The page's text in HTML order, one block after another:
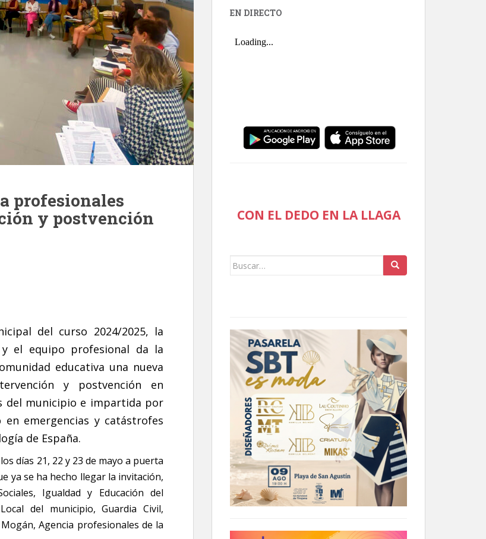
profesionales
y postvención
del curso 2024/2025, la
y el equipo profesional da la
educativa una nueva
y postvención en
del municipio e impartida por
emergencias y catástrofes
de España.
días 21, 22 y 23 de mayo a puerta
ya se ha hecho llegar la invitación,
Igualdad y Educación del
del municipio, Guardia Civil,
Agencia profesionales de la
EN DIRECTO
CON EL DEDO EN LA LLAGA
Buscar: